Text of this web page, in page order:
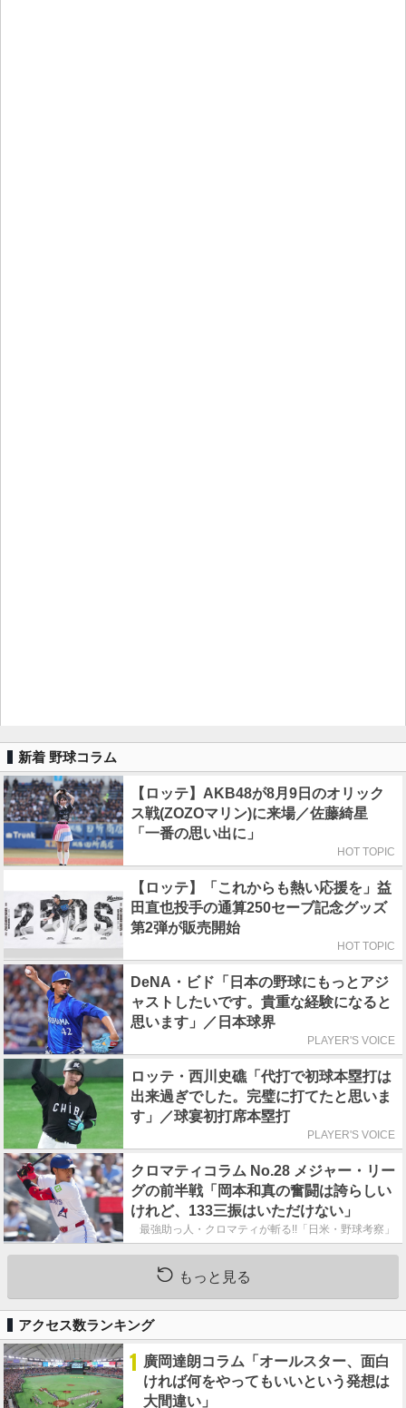
新着 野球コラム
【ロッテ】AKB48が8月9日のオリック
ス戦(ZOZOマリン)に来場／佐藤綺星
「一番の思い出に」
HOT TOPIC
【ロッテ】「これからも熱い応援を」益
田直也投手の通算250セーブ記念グッズ
第2弾が販売開始
HOT TOPIC
DeNA・ビド「日本の野球にもっとアジ
ャストしたいです。貴重な経験になると
思います」／日本球界
PLAYER'S VOICE
ロッテ・西川史礁「代打で初球本塁打は
出来過ぎでした。完璧に打てたと思いま
す」／球宴初打席本塁打
PLAYER'S VOICE
クロマティコラム No.28 メジャー・リー
グの前半戦「岡本和真の奮闘は誇らしい
けれど、133三振はいただけない」
最強助っ人・クロマティが斬る!!「日米・野球考察」
もっと見る
アクセス数ランキング
1 廣岡達朗コラム「オールスター、面白
ければ何をやってもいいという発想は
大間違い」